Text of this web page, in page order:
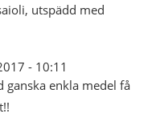
utspädd med
- 10:11
ganska enkla medel få